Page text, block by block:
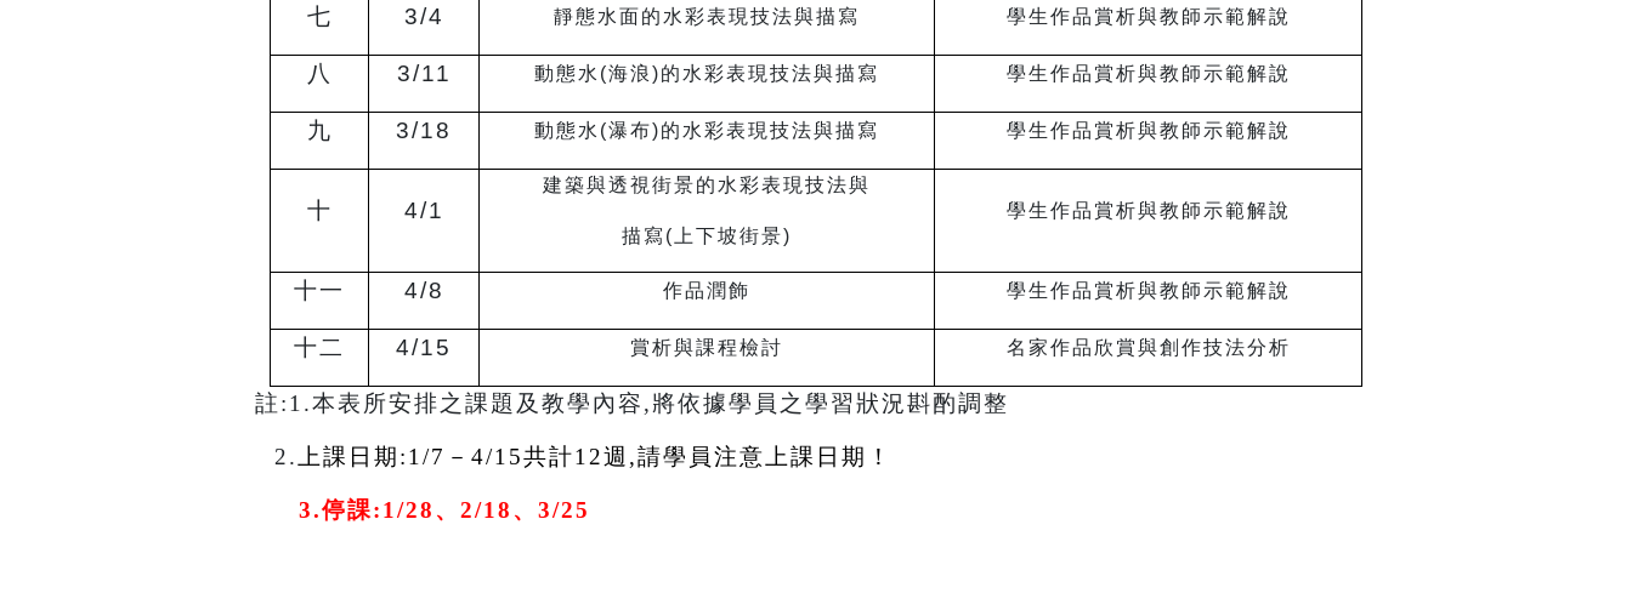
七 3/4 靜態水面的水彩表現技法與描寫 學生作品賞析與教師示範解說
八 3/11 動態水(海浪)的水彩表現技法與描寫 學生作品賞析與教師示範解說
九 3/18 動態水(瀑布)的水彩表現技法與描寫 學生作品賞析與教師示範解說
十 4/1
建築與透視街景的水彩表現技法與
描寫(上下坡街景)
學生作品賞析與教師示範解說
十一 4/8 作品潤飾 學生作品賞析與教師示範解說
十二 4/15 賞析與課程檢討 名家作品欣賞與創作技法分析
註:1.本表所安排之課題及教學內容,將依據學員之學習狀況斟酌調整
2. 上課日期:1/7－4/15共計12週,請學員注意上課日期！
3.停課:1/28、2/18、3/25